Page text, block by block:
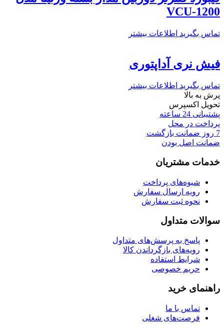
VCU-1200
تماس بگیرید اطلاعات بیشتر
فیش نری آداپتوری
تماس بگیرید اطلاعات بیشتر
پرش به بالا
تحویل اکسپرس
پشتیبانی 24 ساعته
پرداخت در محل
7 روز ضمانت بازگشت
ضمانت اصل بودن
خدمات مشتریان
شیوه‌های پرداخت
رویه ارسال سفارش
نحوه ثبت سفارش
سوالات متداول
پاسخ به پرسش‌های متداول
رویه‌های بازگرداندن کالا
شرایط استفاده
حریم خصوصی
راهنمای خرید
تماس با ما
فرصت‌های شغلی